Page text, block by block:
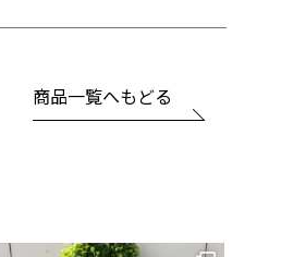
商品一覧へもどる